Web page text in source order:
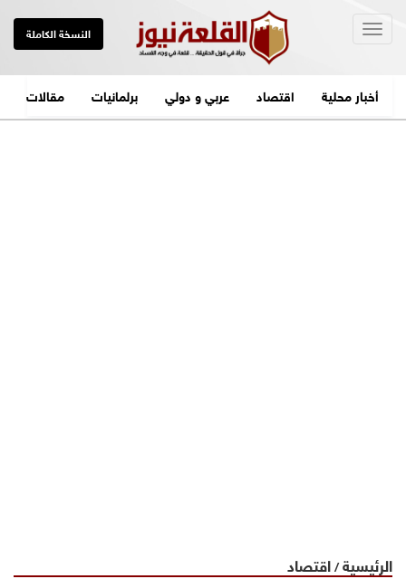
النسخة الكاملة
أخبار محلية اقتصاد عربي و دولي برلمانيات مقالات
الرئيسية/اقتصاد